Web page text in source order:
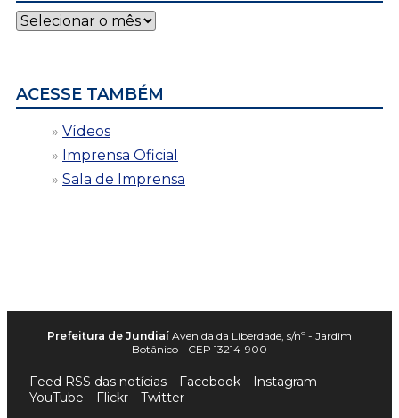
Notícias
por
ACESSE TAMBÉM
Vídeos
Imprensa Oficial
Sala de Imprensa
Prefeitura de Jundiaí Avenida da Liberdade, s/nº - Jardim
Botânico - CEP 13214-900
Feed RSS das notícias Facebook
Instagram
YouTube
Flickr Twitter